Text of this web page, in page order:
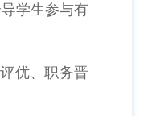
学生参与有
优、职务晋